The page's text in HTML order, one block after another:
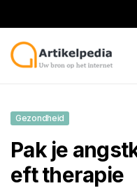
Gezondheid
Pak je
eft therapie